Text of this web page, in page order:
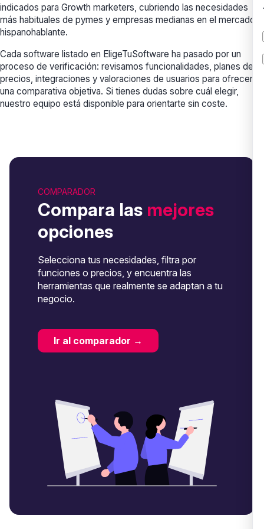
indicados para Growth marketers, cubriendo las necesidades
más habituales de pymes y empresas medianas en el mercado
hispanohablante.
Cada software listado en EligeTuSoftware ha pasado por un
proceso de verificación: revisamos funcionalidades, planes de
precios, integraciones y valoraciones de usuarios para ofrecerte
una comparativa objetiva. Si tienes dudas sobre cuál elegir,
nuestro equipo está disponible para orientarte sin coste.
COMPARADOR
Compara las mejores
opciones
Selecciona tus necesidades, filtra por
funciones o precios, y encuentra las
herramientas que realmente se adaptan a tu
negocio.
Ir al comparador →